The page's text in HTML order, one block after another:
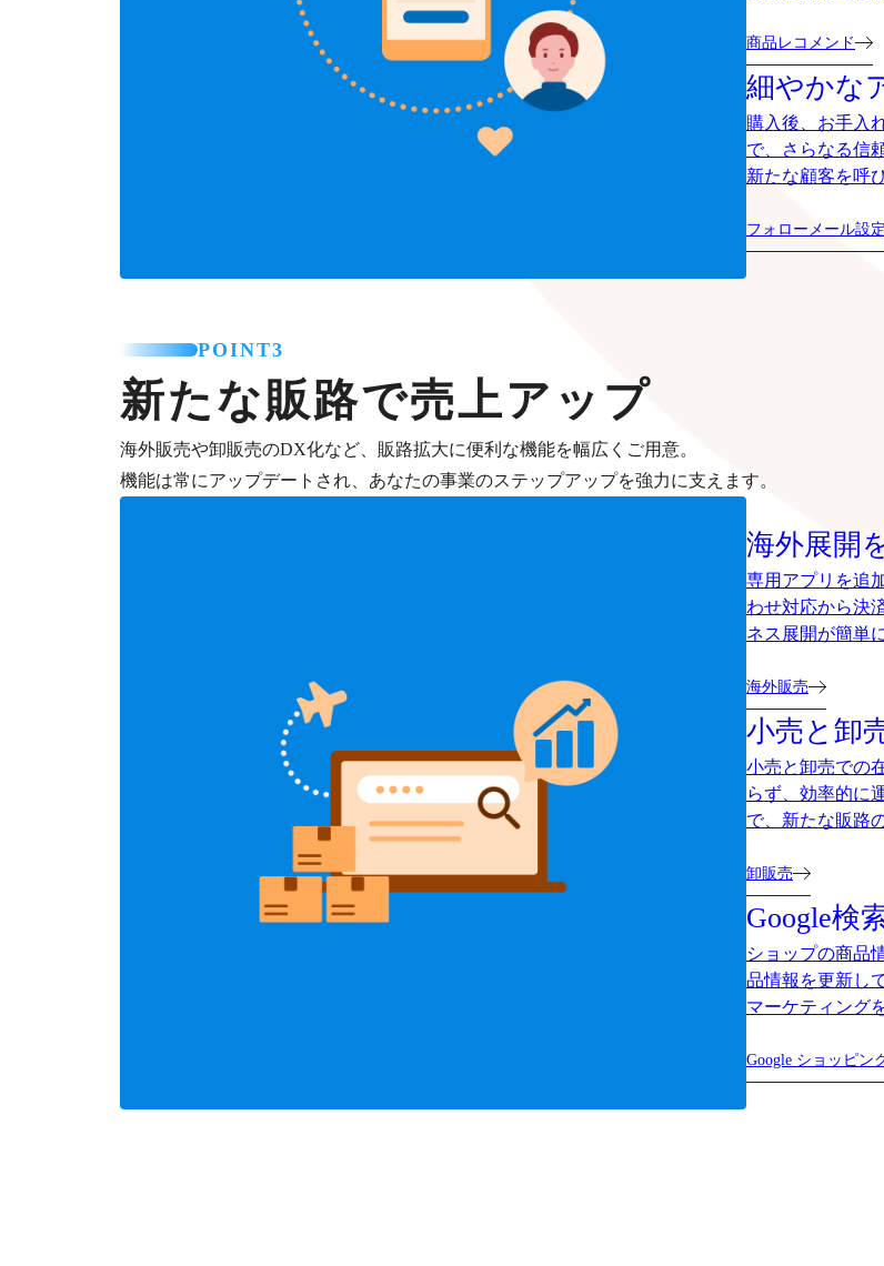
商品レコメンド
細やかな
購入後、お手入
で、さらなる信
新たな顧客を呼
フォローメール設定
POINT3
新たな販路で売上アップ
海外販売や卸販売のDX化など、販路拡大に便利な機能を幅広くご用意。
機能は常にアップデートされ、あなたの事業のステップアップを強力に支えます。
海外展開
専用アプリを追
わせ対応から決
ネス展開が簡単
海外販売
小売と卸
小売と卸売での
らず、効率的に
で、新たな販路
卸販売
Google検
ショップの商品
品情報を更新し
マーケティング
Google ショッピン